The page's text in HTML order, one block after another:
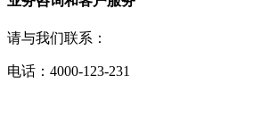
请与我们联系：
电话：4000-123-231